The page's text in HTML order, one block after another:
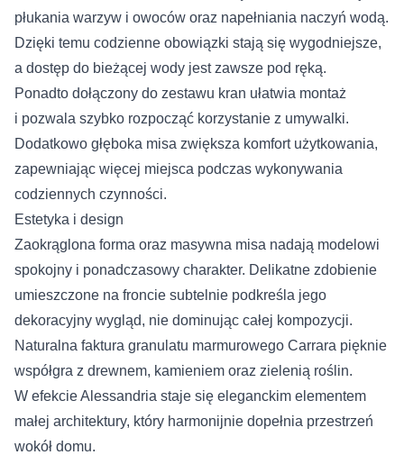
płukania warzyw i owoców oraz napełniania naczyń wodą.
Dzięki temu codzienne obowiązki stają się wygodniejsze,
a dostęp do bieżącej wody jest zawsze pod ręką.
Ponadto dołączony do zestawu kran ułatwia montaż
i pozwala szybko rozpocząć korzystanie z umywalki.
Dodatkowo głęboka misa zwiększa komfort użytkowania,
zapewniając więcej miejsca podczas wykonywania
codziennych czynności.
Estetyka i design
Zaokrąglona forma oraz masywna misa nadają modelowi
spokojny i ponadczasowy charakter. Delikatne zdobienie
umieszczone na froncie subtelnie podkreśla jego
dekoracyjny wygląd, nie dominując całej kompozycji.
Naturalna faktura granulatu marmurowego Carrara pięknie
współgra z drewnem, kamieniem oraz zielenią roślin.
W efekcie Alessandria staje się eleganckim elementem
małej architektury, który harmonijnie dopełnia przestrzeń
wokół domu.